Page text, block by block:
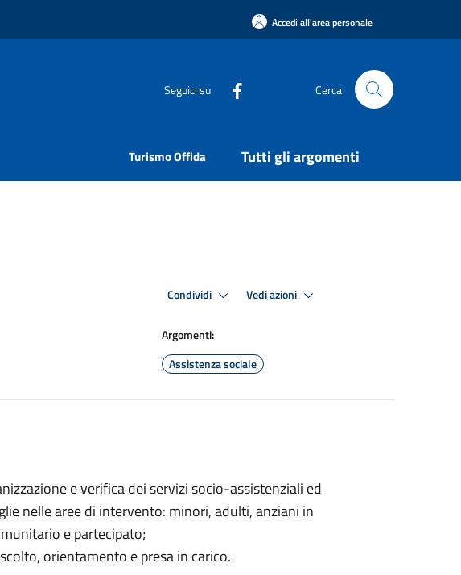
Accedi all'area personale
Seguici su Cerca
Turismo Offida Tutti gli argomenti
Condividi Vedi azioni
Argomenti:
Assistenza sociale
e verifica dei servizi socio-assistenziali ed
nelle aree di intervento: minori, adulti, anziani in
e partecipato;
orientamento e presa in carico.